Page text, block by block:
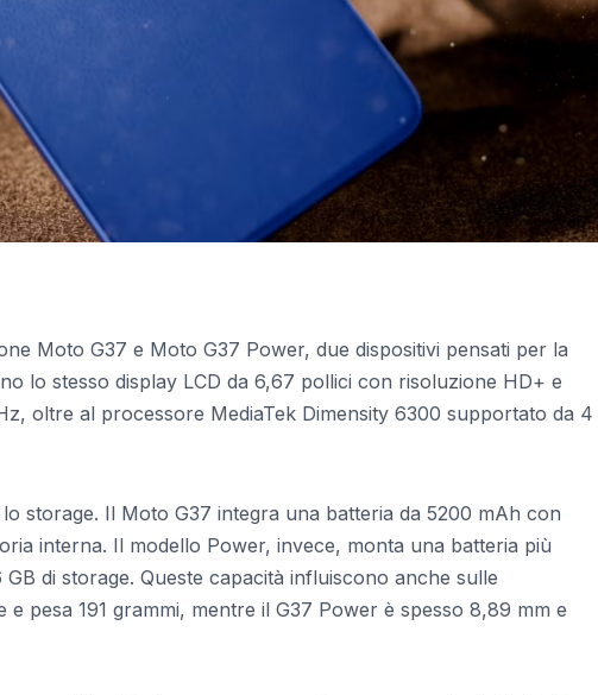
Moto G37 e Moto G37 Power, due dispositivi pensati per la
lo stesso display LCD da 6,67 pollici con risoluzione HD+ e
oltre al processore MediaTek Dimensity 6300 supportato da 4
storage. Il Moto G37 integra una batteria da 5200 mAh con
interna. Il modello Power, invece, monta una batteria più
di storage. Queste capacità influiscono anche sulle
e pesa 191 grammi, mentre il G37 Power è spesso 8,89 mm e